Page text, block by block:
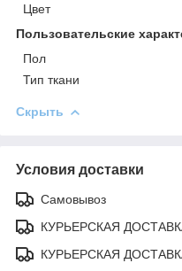
Цвет
Пользовательские
Пол
Тип ткани
Скрыть
Условия доставки
Самовывоз
КУРЬЕРСКАЯ
КУРЬЕРСКАЯ